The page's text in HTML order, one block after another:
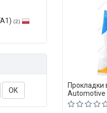
(2)
ОК
Прокладки
Automotive
L300